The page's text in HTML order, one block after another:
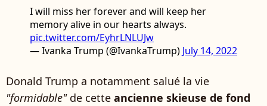
I will miss her forever and will keep her
memory alive in our hearts always.
pic.twitter.com/EyhrLNLUJw
— Ivanka Trump (@IvankaTrump) July 14, 2022
Donald Trump a notamment salué la vie
"formidable"de cette ancienne skieuse de fond